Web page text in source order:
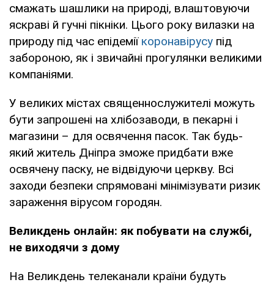
смажать шашлики на природі, влаштовуючи
яскраві й гучні пікніки. Цього року вилазки на
природу під час епідемії коронавірусу під
забороною, як і звичайні прогулянки великими
компаніями.
У великих містах священнослужителі можуть
бути запрошені на хлібозаводи, в пекарні і
магазини – для освячення пасок. Так будь-
який житель Дніпра зможе придбати вже
освячену паску, не відвідуючи церкву. Всі
заходи безпеки спрямовані мінімізувати ризик
зараження вірусом городян.
Великдень онлайн: як побувати на службі,
не виходячи з дому
На Великдень телеканали країни будуть